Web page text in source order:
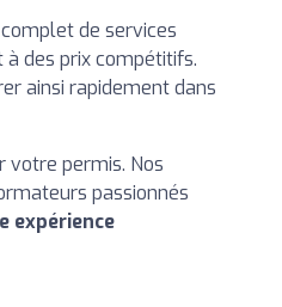
de services
des prix compétitifs.
ainsi rapidement dans
permis. Nos
passionnés
expérience